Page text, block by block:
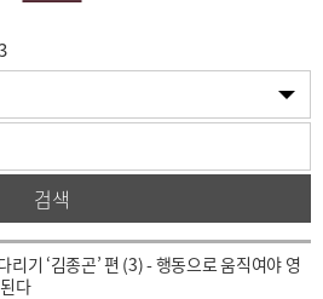
검색
리기 ‘김종곤’ 편 (3) - 행동으로 움직여야 영
다